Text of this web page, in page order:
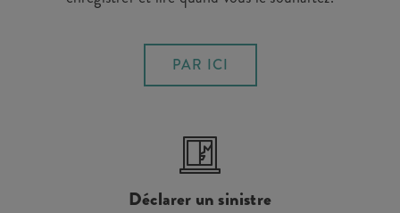
PAR ICI
Déclarer un sinistre